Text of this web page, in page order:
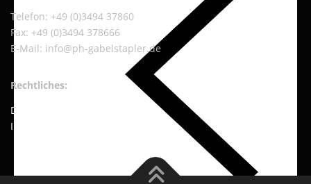
Telefon: +49 (0)3494 37860
Fax: +49 (0)3494 378666
E-Mail: info@ph-gabelstapler.de
Rechtliches:
Datenschutzerklärung
Impressum